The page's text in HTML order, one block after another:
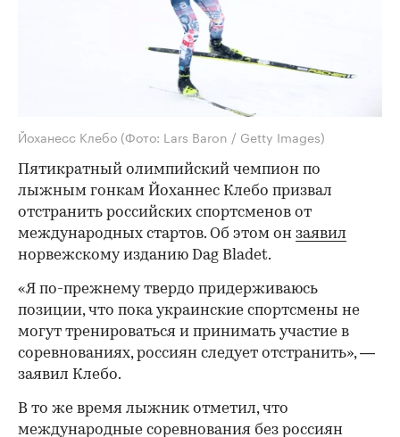
Йоханесс Клебо (Фото: Lars Baron / Getty Images)
Пятикратный олимпийский чемпион по
лыжным гонкам Йоханнес Клебо призвал
отстранить российских спортсменов от
международных стартов. Об этом он заявил
норвежскому изданию Dag Bladet.
«Я по-прежнему твердо придерживаюсь
позиции, что пока украинские спортсмены не
могут тренироваться и принимать участие в
соревнованиях, россиян следует отстранить», —
заявил Клебо.
В то же время лыжник отметил, что
международные соревнования без россиян